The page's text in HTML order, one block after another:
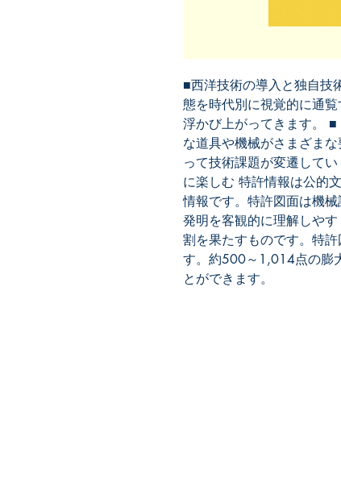
■西洋技術の導入と独自技
態を時代別に視覚的に通
浮かび上がってきます。
な道具や機械がさまざま
って技術課題が変遷して
に楽しむ 特許情報は公的
情報です。特許図面は機械
発明を客観的に理解しや
割を果たすものです。特
す。約500～1,014点の膨
とができます。